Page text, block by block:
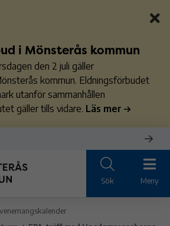
i Mönsterås kommun
den 2 juli gäller
kommun. Eldningsförbudet
utanför sammanhållen
gäller tills vidare. Läs mer
Sök Meny